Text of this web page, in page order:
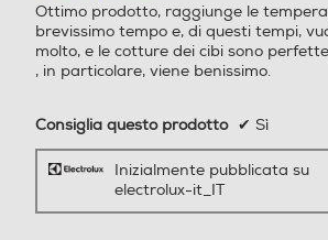
Risparmia
con la
riscaldamento
Altezza-mm Altezza-
594
stelle.
Ottimo prodotto, raggiunge le
brevissimo tempo e, di questi tempi,
molto, e le cotture dei cibi sono
, in particolare, viene benissimo.
Consiglia questo prodotto ✔ Sì
Inizialmente pubblicata su
electrolux-it_IT